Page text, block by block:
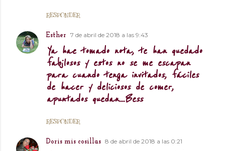
RESPONDER
Esther 7 de abril de 2018 a las 9:43
Ya hae tomado nota, te han quedado
fabjlosos y estos no se me escapan
para cuando tenga invitados, fáciles
de hacer y deliciosos de comer,
apuntados quedan....Bess
RESPONDER
Doris mis cosillas 8 de abril de 2018 a las 0:21